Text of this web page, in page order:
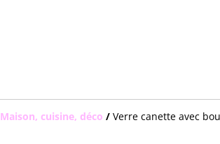
Maison, cuisine, déco / Verre canette avec